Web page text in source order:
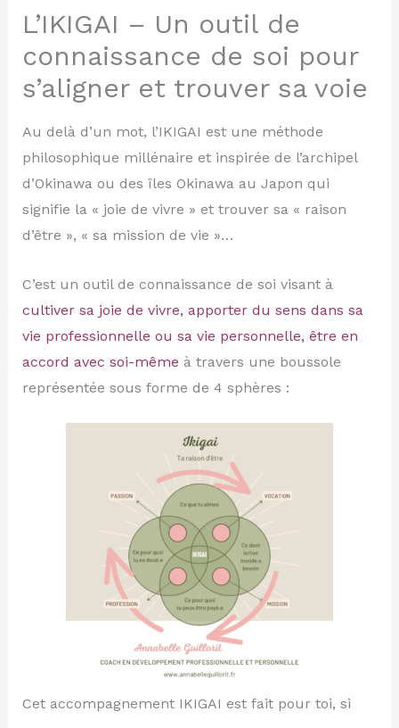
L’IKIGAI – Un outil de
connaissance de soi pour
s’aligner et trouver sa voie
Au delà d’un mot, l’IKIGAI est une méthode
philosophique millénaire et inspirée de l’archipel
d’Okinawa ou des îles Okinawa au Japon qui
signifie la « joie de vivre » et trouver sa « raison
d’être », « sa mission de vie »…
C’est un outil de connaissance de soi visant à
cultiver sa joie de vivre, apporter du sens dans sa
vie professionnelle ou sa vie personnelle, être en
accord avec soi-même à travers une boussole
représentée sous forme de 4 sphères :
Cet accompagnement IKIGAI est fait pour toi, si